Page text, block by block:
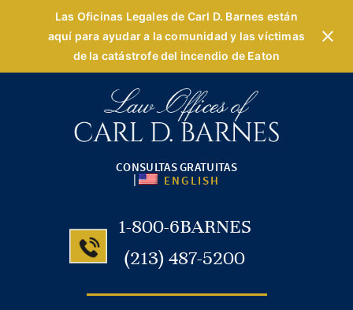
Las Oficinas Legales de Carl D. Barnes están
aquí para ayudar a la comunidad y las víctimas
de la catástrofe del incendio de Eaton
CONSULTAS GRATUITAS
| ENGLISH
1-800-6BARNES
(213) 487-5200